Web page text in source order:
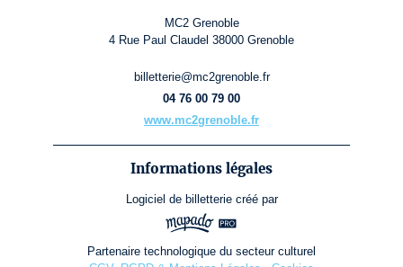
MC2 Grenoble
4 Rue Paul Claudel 38000 Grenoble
billetterie@mc2grenoble.fr
04 76 00 79 00
www.mc2grenoble.fr
Informations légales
Logiciel de billetterie créé par
Partenaire technologique du secteur culturel